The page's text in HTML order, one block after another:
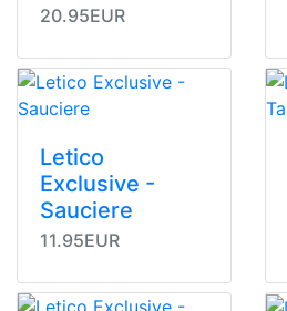
20.95EUR
Letico
Exclusive -
Sauciere
11.95EUR